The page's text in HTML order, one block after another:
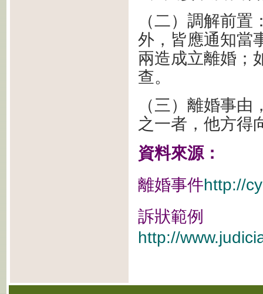
（二）調解前
外，皆應通知當
兩造成立離婚；
查。
（三）離婚事
之一者，他方得
資料來源：
離婚事件http://
訴狀範例
http://